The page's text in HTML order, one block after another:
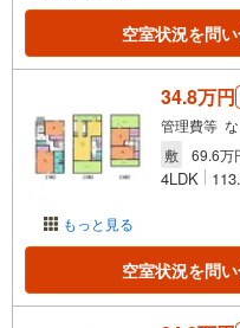
空室状況を問
もっと見る
34.8万円
管理費等 な
敷
69.6万
4LDK
空室状況を問